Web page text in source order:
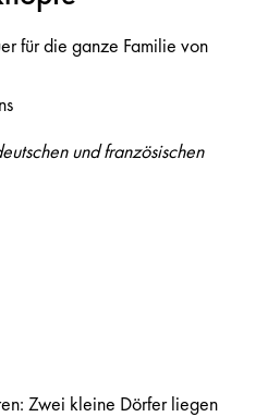
Zwei kleine Dörfer liegen
für die ganze Familie von
und französischen